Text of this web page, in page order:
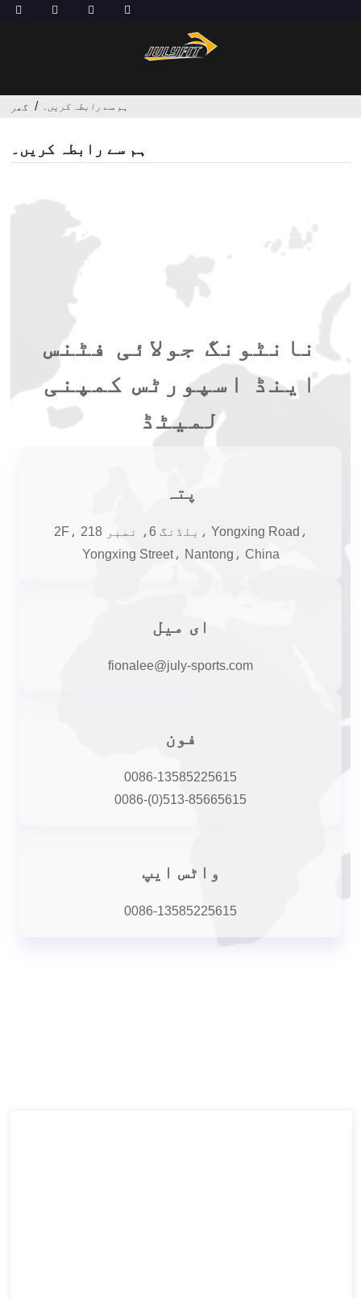
گھر ہم سے رابطہ کریں۔
ہم سے رابطہ کریں۔
نانٹونگ جولائی فٹنس
اینڈ اسپورٹس کمپنی
لمیٹڈ
پتہ
2F، بلڈنگ 6، نمبر 218، Yongxing Road،
Yongxing Street، Nantong، China
ای میل
fionalee@july-sports.com
فون
0086-13585225615
0086-(0)513-85665615
واٹس ایپ
0086-13585225615